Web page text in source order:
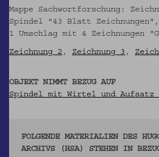
Mappe Sachwortforschung:
Spindel "43 Blatt
1 Umschlag mit 4 Zeichnungen
Zeichnung 2 , Zeichnung 3 ,
OBJEKT NIMMT BEZUG AUF
Spindel mit Wirtel und Aufsatz
FOLGENDE MATERIALIEN DES
ARCHIVS (HSA) STEHEN IN